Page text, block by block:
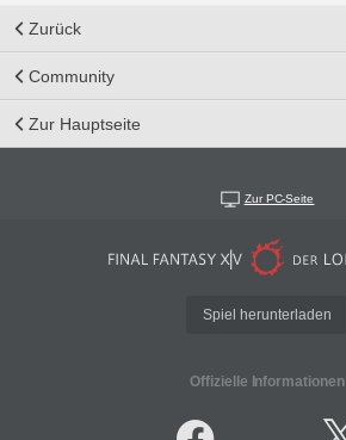
Zurück
Community
Zur Hauptseite
Zur PC-Seite
Spiel herunterladen
Offizielle Informationen